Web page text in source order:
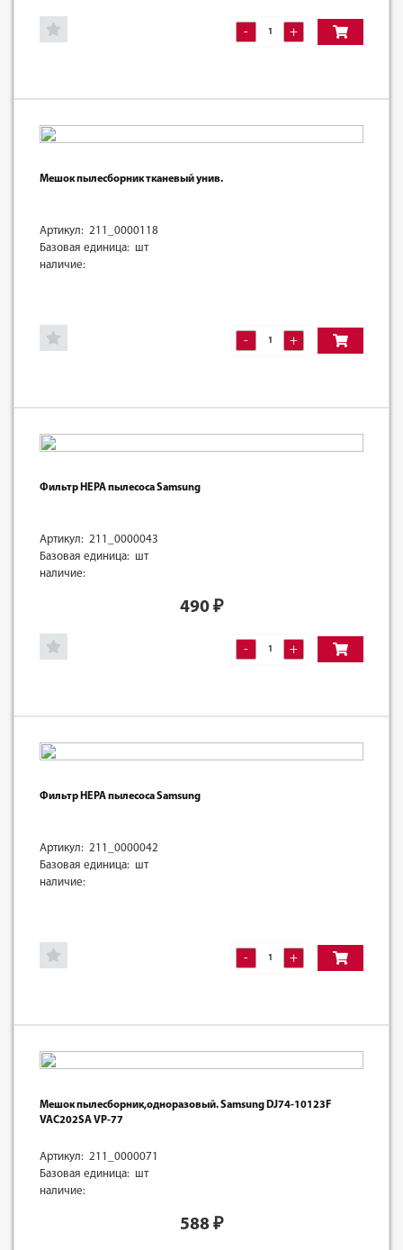
- +
Мешок пылесборник тканевый унив.
Артикул: 211_0000118
Базовая единица: шт
наличие:
- +
Фильтр HEPA пылесоса Samsung
Артикул: 211_0000043
Базовая единица: шт
наличие:
490 ₽
- +
Фильтр HEPA пылесоса Samsung
Артикул: 211_0000042
Базовая единица: шт
наличие:
- +
Мешок пылесборник,одноразовый. Samsung DJ74-10123F
VAC202SA VP-77
Артикул: 211_0000071
Базовая единица: шт
наличие:
588 ₽